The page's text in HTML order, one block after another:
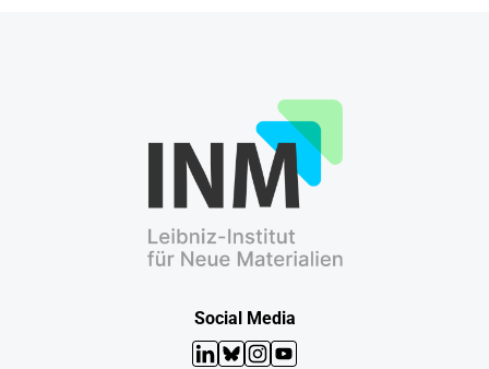
Social Media
LinkedIn
Bluesky
Instagram
YouTube